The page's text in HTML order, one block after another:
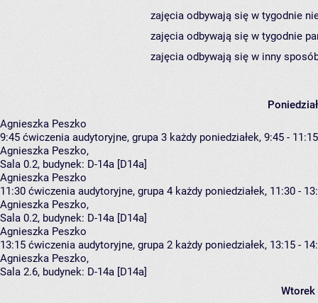
zajęcia odbywają się w tygodnie
zajęcia odbywają się w tygodnie
zajęcia odbywają się w inny
Agnieszka Peszko
9:45 ćwiczenia audytoryjne, grupa 3 każdy poniedziałek, 9:45 - 11:15
Agnieszka Peszko,
Sala 0.2, budynek: D-14a [D14a]
Agnieszka Peszko
11:30 ćwiczenia audytoryjne, grupa 4 każdy poniedziałek, 11:30 -
Agnieszka Peszko,
Sala 0.2, budynek: D-14a [D14a]
Agnieszka Peszko
13:15 ćwiczenia audytoryjne, grupa 2 każdy poniedziałek, 13:15 -
Agnieszka Peszko,
Sala 2.6, budynek: D-14a [D14a]
Wtorek